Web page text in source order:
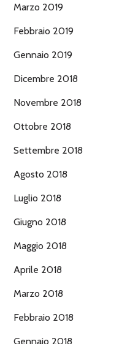
Marzo 2019
Febbraio 2019
Gennaio 2019
Dicembre 2018
Novembre 2018
Ottobre 2018
Settembre 2018
Agosto 2018
Luglio 2018
Giugno 2018
Maggio 2018
Aprile 2018
Marzo 2018
Febbraio 2018
Gennaio 2018